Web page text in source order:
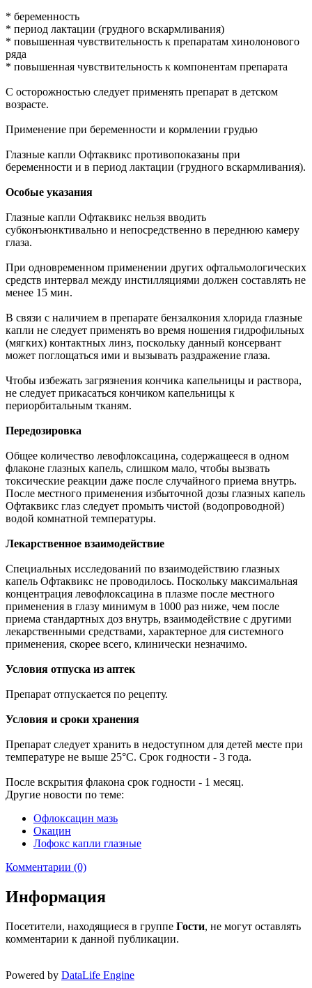
* беременность
* период лактации (грудного вскармливания)
* повышенная чувствительность к препаратам хинолонового
ряда
* повышенная чувствительность к компонентам препарата
С осторожностью следует применять препарат в детском
возрасте.
Применение при беременности и кормлении грудью
Глазные капли Офтаквикс противопоказаны при
беременности и в период лактации (грудного вскармливания).
Особые указания
Глазные капли Офтаквикс нельзя вводить
субконъюнктивально и непосредственно в переднюю камеру
глаза.
При одновременном применении других офтальмологических
средств интервал между инстилляциями должен составлять не
менее 15 мин.
В связи с наличием в препарате бензалкония хлорида глазные
капли не следует применять во время ношения гидрофильных
(мягких) контактных линз, поскольку данный консервант
может поглощаться ими и вызывать раздражение глаза.
Чтобы избежать загрязнения кончика капельницы и раствора,
не следует прикасаться кончиком капельницы к
периорбитальным тканям.
Передозировка
Общее количество левофлоксацина, содержащееся в одном
флаконе глазных капель, слишком мало, чтобы вызвать
токсические реакции даже после случайного приема внутрь.
После местного применения избыточной дозы глазных капель
Офтаквикс глаз следует промыть чистой (водопроводной)
водой комнатной температуры.
Лекарственное взаимодействие
Специальных исследований по взаимодействию глазных
капель Офтаквикс не проводилось. Поскольку максимальная
концентрация левофлоксацина в плазме после местного
применения в глазу минимум в 1000 раз ниже, чем после
приема стандартных доз внутрь, взаимодействие с другими
лекарственными средствами, характерное для системного
применения, скорее всего, клинически незначимо.
Условия отпуска из аптек
Препарат отпускается по рецепту.
Условия и сроки хранения
Препарат следует хранить в недоступном для детей месте при
температуре не выше 25°С. Срок годности - 3 года.
После вскрытия флакона срок годности - 1 месяц.
Другие новости по теме:
Офлоксацин мазь
Окацин
Лофокс капли глазные
Комментарии (0)
Информация
Посетители, находящиеся в группе Гости, не могут оставлять
комментарии к данной публикации.
Powered by DataLife Engine